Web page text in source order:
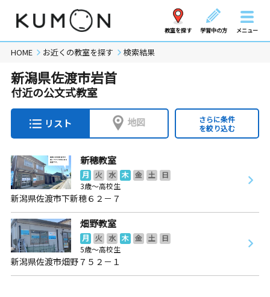
教室を探す 学習中の方 メニュー
HOME お近くの教室を探す 検索結果
新潟県佐渡市岩首
付近の公文式教室
リスト 地図
さらに条件
を絞り込む
新穂教室
月 火 水 木 金 土
日
3歳～高校生
新潟県佐渡市下新穂６２－７
畑野教室
月 火 水 木 金 土
日
5歳～高校生
新潟県佐渡市畑野７５２－１